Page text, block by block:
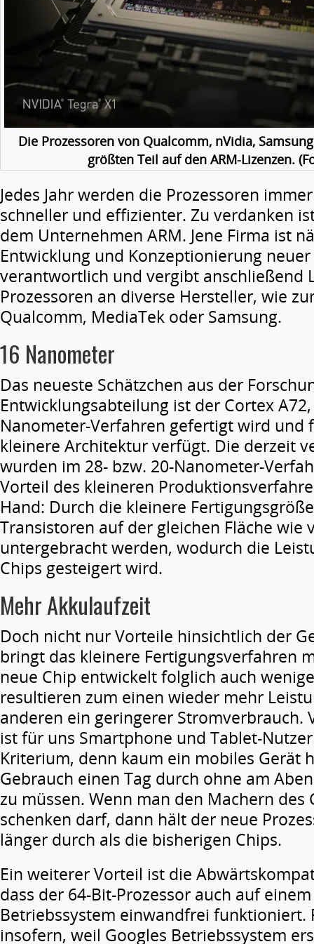
Die Prozessoren von Qualcomm, nVidia,
größten Teil auf den ARM-Lizenzen.
Jedes Jahr werden die Prozessoren
schneller und effizienter. Zu verdanken
dem Unternehmen ARM. Jene Firma ist
Entwicklung und Konzeptionierung neuer
verantwortlich und vergibt anschließend
Prozessoren an diverse Hersteller, wie
Qualcomm, MediaTek oder Samsung.
16 Nanometer
Das neueste Schätzchen aus der
Entwicklungsabteilung ist der Cortex
Nanometer-Verfahren gefertigt wird und
kleinere Architektur verfügt. Die derzeit
wurden im 28- bzw. 20-Nanometer-
Vorteil des kleineren
Hand: Durch die kleinere
Transistoren auf der gleichen Fläche wie
untergebracht werden, wodurch die
Chips gesteigert wird.
Mehr Akkulaufzeit
Doch nicht nur Vorteile hinsichtlich der
bringt das kleinere Fertigungsverfahren
neue Chip entwickelt folglich auch
resultieren zum einen wieder mehr
anderen ein geringerer Stromverbrauch.
ist für uns Smartphone und Tablet-
Kriterium, denn kaum ein mobiles Gerät
Gebrauch einen Tag durch ohne am
zu müssen. Wenn man den Machern des
schenken darf, dann hält der neue
länger durch als die bisherigen Chips.
Ein weiterer Vorteil ist die
dass der 64-Bit-Prozessor auch auf
Betriebssystem einwandfrei funktioniert.
insofern, weil Googles Betriebssystem